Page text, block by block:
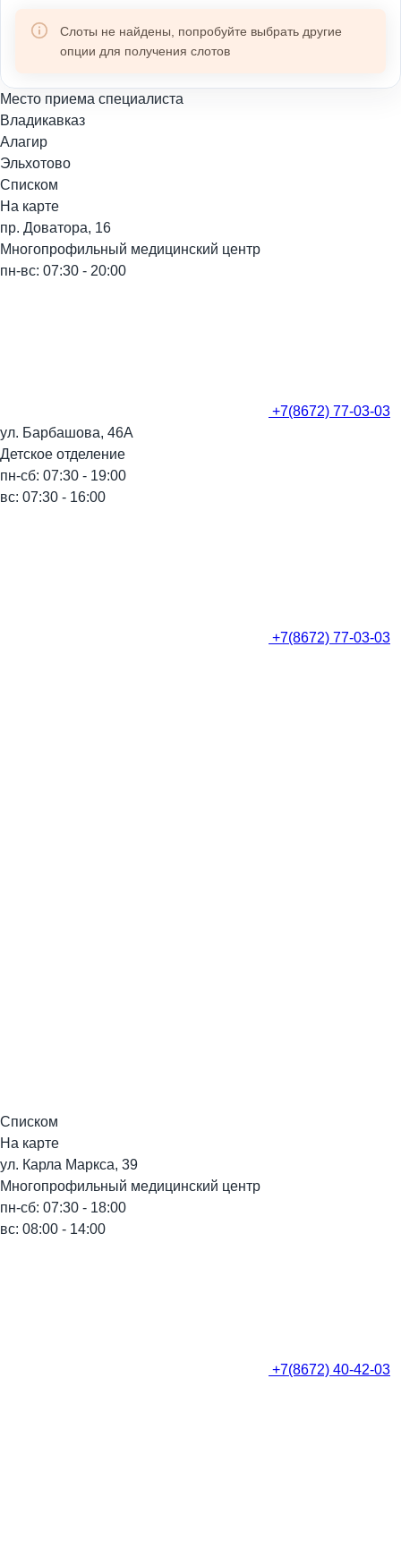
Слоты не найдены, попробуйте выбрать другие
опции для получения слотов
Место приема специалиста
Владикавказ
Алагир
Эльхотово
Списком
На карте
пр. Доватора, 16
Многопрофильный медицинский центр
пн-вс: 07:30 - 20:00
+7(8672) 77-03-03
ул. Барбашова, 46А
Детское отделение
пн-сб: 07:30 - 19:00
вс: 07:30 - 16:00
+7(8672) 77-03-03
Списком
На карте
ул. Карла Маркса, 39
Многопрофильный медицинский центр
пн-сб: 07:30 - 18:00
вс: 08:00 - 14:00
+7(8672) 40-42-03